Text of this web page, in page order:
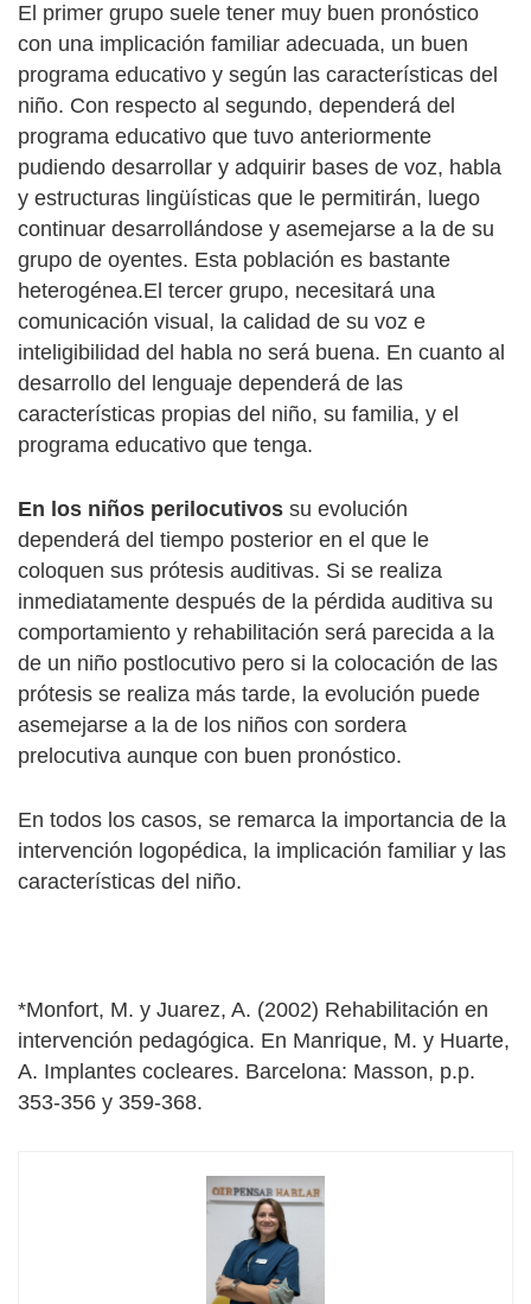
El primer grupo suele tener muy buen pronóstico
con una implicación familiar adecuada, un buen
programa educativo y según las características del
niño. Con respecto al segundo, dependerá del
programa educativo que tuvo anteriormente
pudiendo desarrollar y adquirir bases de voz, habla
y estructuras lingüísticas que le permitirán, luego
continuar desarrollándose y asemejarse a la de su
grupo de oyentes. Esta población es bastante
heterogénea.El tercer grupo, necesitará una
comunicación visual, la calidad de su voz e
inteligibilidad del habla no será buena. En cuanto al
desarrollo del lenguaje dependerá de las
características propias del niño, su familia, y el
programa educativo que tenga.
En los niños perilocutivos su evolución
dependerá del tiempo posterior en el que le
coloquen sus prótesis auditivas. Si se realiza
inmediatamente después de la pérdida auditiva su
comportamiento y rehabilitación será parecida a la
de un niño postlocutivo pero si la colocación de las
prótesis se realiza más tarde, la evolución puede
asemejarse a la de los niños con sordera
prelocutiva aunque con buen pronóstico.
En todos los casos, se remarca la importancia de la
intervención logopédica, la implicación familiar y las
características del niño.
*Monfort, M. y Juarez, A. (2002) Rehabilitación en
intervención pedagógica. En Manrique, M. y Huarte,
A. Implantes cocleares. Barcelona: Masson, p.p.
353-356 y 359-368.